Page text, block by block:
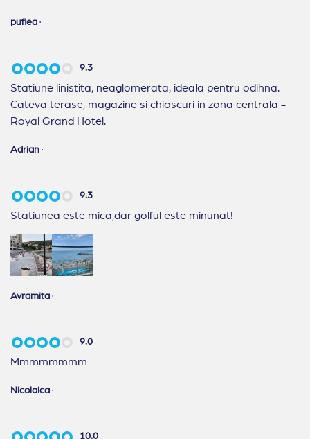
puflea ·
9.3
Statiune linistita, neaglomerata, ideala pentru odihna.
Cateva terase, magazine si chioscuri in zona centrala -
Royal Grand Hotel.
Adrian ·
9.3
Statiunea este mica,dar golful este minunat!
Avramita ·
9.0
Mmmmmmmm
Nicolaica ·
10.0